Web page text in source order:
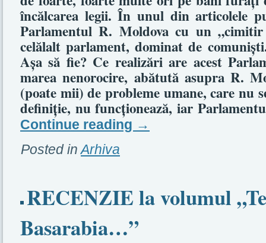
încălcarea legii. În unul din articolele
Parlamentul R. Moldova cu un
celălalt parlament, dominat de
Aşa să fie? Ce realizări are acest
marea nenorocire, abătută asupra R.
(poate mii) de probleme umane, care nu
definiţie, nu funcţionează, iar
Continue reading →
Posted in Arhiva
RECENZIE la volumul
Basarabia…”